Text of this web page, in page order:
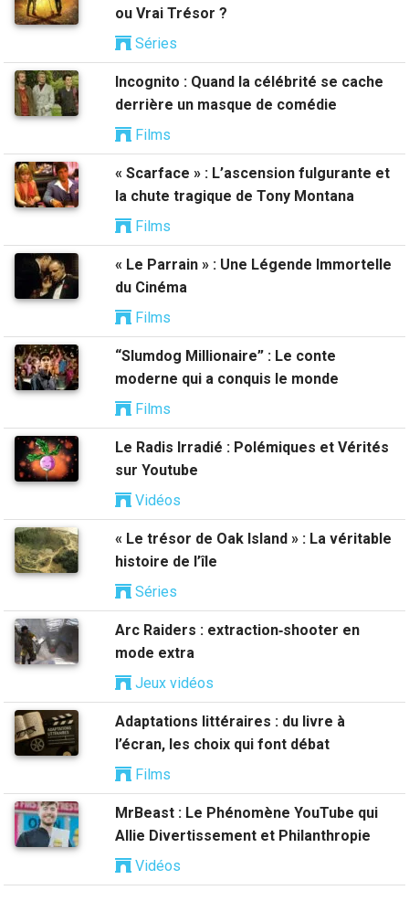
ou Vrai Trésor ?
Séries
Incognito : Quand la célébrité se cache
derrière un masque de comédie
Films
« Scarface » : L’ascension fulgurante et
la chute tragique de Tony Montana
Films
« Le Parrain » : Une Légende Immortelle
du Cinéma
Films
“Slumdog Millionaire” : Le conte
moderne qui a conquis le monde
Films
Le Radis Irradié : Polémiques et Vérités
sur Youtube
Vidéos
« Le trésor de Oak Island » : La véritable
histoire de l’île
Séries
Arc Raiders : extraction‑shooter en
mode extra
Jeux vidéos
Adaptations littéraires : du livre à
l’écran, les choix qui font débat
Films
MrBeast : Le Phénomène YouTube qui
Allie Divertissement et Philanthropie
Vidéos